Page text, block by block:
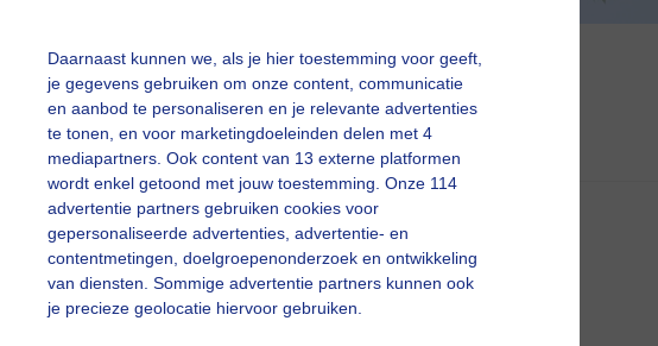
Daarnaast kunnen we, als je hier toestemming voor geeft,
je gegevens gebruiken om onze content, communicatie
en aanbod te personaliseren en je relevante advertenties
te tonen, en voor marketingdoeleinden delen met 4
mediapartners. Ook content van 13 externe platformen
wordt enkel getoond met jouw toestemming. Onze 114
advertentie partners gebruiken cookies voor
gepersonaliseerde advertenties, advertentie- en
contentmetingen, doelgroepenonderzoek en ontwikkeling
van diensten. Sommige advertentie partners kunnen ook
je precieze geolocatie hiervoor gebruiken.
Jolanda Pelkmans Gemaakt: 15-09-2025, 32x bekeken
Zon Wind
slideshow